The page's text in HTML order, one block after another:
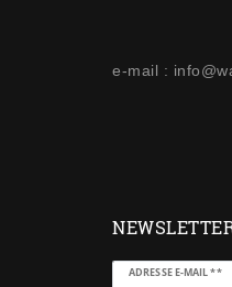
e-mail :
ADRESSE E-MAIL **